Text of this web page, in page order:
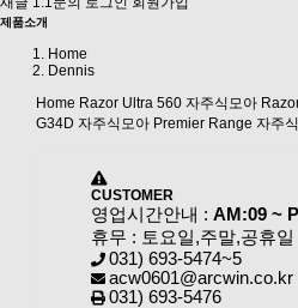
제품소개
Home
Dennis
Home Razor Ultra 560 자주식모아
G34D 자주식모아 Premier Range 자주
CUSTOMER
영업시간안내 : AM:09 ~
휴무 : 토요일,주말,공휴일
031) 693-5474~5
acw0601@arcwin.co.kr
031) 693-5476